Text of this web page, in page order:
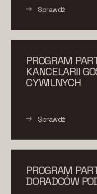
Sprawdź
PROGRAM
KANCELARII
CYWILNYCH
Sprawdź
PROGRAM
DORADCÓW